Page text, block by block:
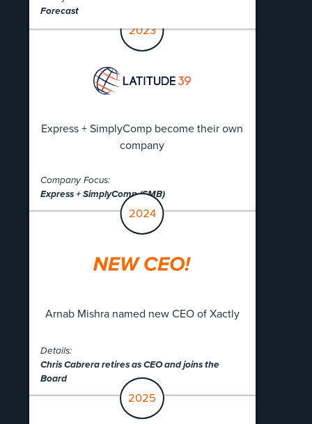
2023
Express + SimplyComp become their own
company
Company Focus:
Express + SimplyComp (SMB)
2024
Arnab Mishra named new CEO of Xactly
Details:
Chris Cabrera retires as CEO and joins the
Board
2025
Forecast